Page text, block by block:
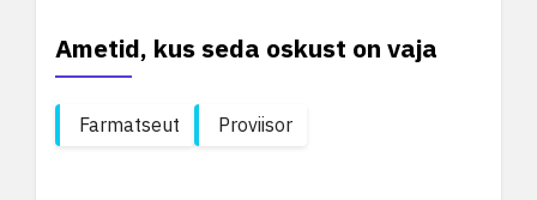
Ametid, kus seda oskust on vaja
Farmatseut Proviisor